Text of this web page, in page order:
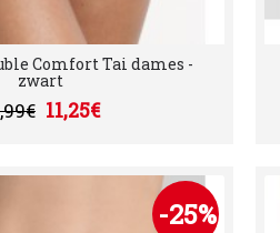
Comfort Tai dames -
zwart
11,25€
-25%